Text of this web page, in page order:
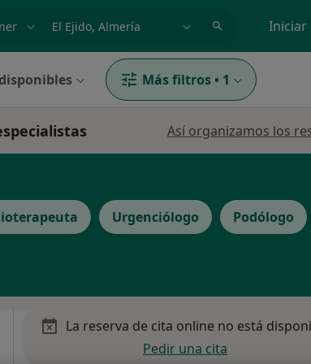
Iniciar
Más filtros • 1
Así organizamos los
Urgenciólogo Podólogo
La reserva de cita online no está
Pedir una cita